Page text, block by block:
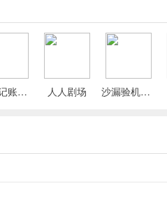
团团记账App 人人剧场 沙漏验机手机版